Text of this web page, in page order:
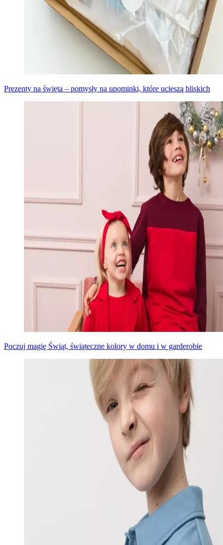
Prezenty na święta – pomysły na upominki, które ucieszą bliskich
Poczuj magię Świąt, świąteczne kolory w domu i w garderobie